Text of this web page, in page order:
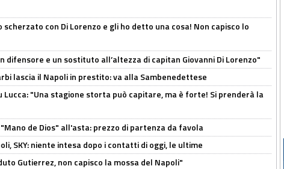
scherzato con Di Lorenzo e gli ho detto una cosa! Non capisco lo
difensore e un sostituto all’altezza di capitan Giovanni Di Lorenzo"
lascia il Napoli in prestito: va alla Sambenedettese
Lucca: "Una stagione storta può capitare, ma è forte! Si prenderà la
de Dios" all'asta: prezzo di partenza da favola
SKY: niente intesa dopo i contatti di oggi, le ultime
Gutierrez, non capisco la mossa del Napoli"